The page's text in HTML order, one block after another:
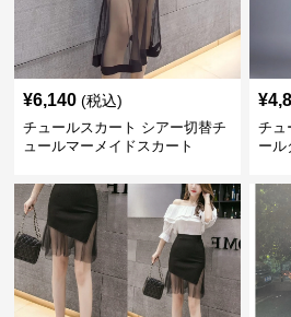
¥6,140 (税込)
チュールスカート シアー切替チ
ュールマーメイドスカート
¥
チュ
ール